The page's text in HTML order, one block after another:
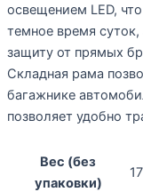
освещением LED,
темное время суток,
защиту от прямых
Складная рама
багажнике
позволяет удобно
Вес (без
упаковки)